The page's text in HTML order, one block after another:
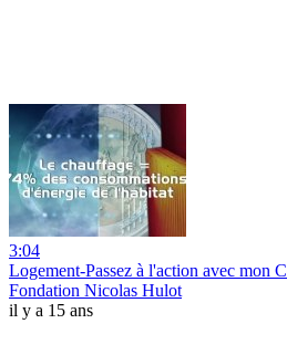
3:04
Logement-Passez à l'action avec mon
Fondation Nicolas Hulot
il y a 15 ans